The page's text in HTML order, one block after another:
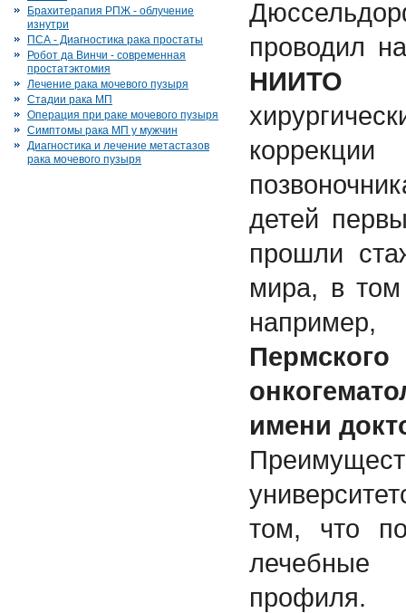
Брахитерапия РПЖ - облучение
изнутри
ПСА - Диагностика рака простаты
Робот да Винчи - современная
простатэктомия
Лечение рака мочевого пузыря
Стадии рака МП
Операция при раке мочевого пузыря
Симптомы рака МП у мужчин
Диагностика и лечение метастазов
рака мочевого пузыря
проводил
НИИТО
детей
прошли
мира, в
например,
имени
том, что
лечебные